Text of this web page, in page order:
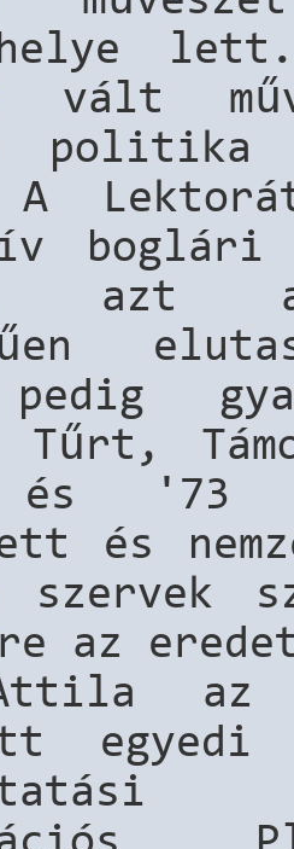
lett.
vált
politika
A
azt
pedig
'73
és
szervek
az
Attila az
egyedi